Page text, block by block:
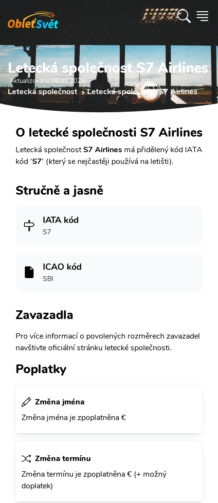
Letecká společnost S7 Airlines
Aktualizováno 06.08 2026
Letecká společnost Letecká společnost S7 Airlines
O letecké společnosti S7 Airlines
Letecká společnostS7 Airlines má přidělený kód IATA
kód 'S7' (který se nejčastěji používá na letišti).
Stručně a jasně
IATA kód
S7
ICAO kód
SBI
Zavazadla
Pro více informací o povolených rozměrech zavazadel
navštivte oficiální stránku letecké společnosti.
Poplatky
Změna jména
Změna jména je zpoplatněna €
Změna termínu
Změna termínu je zpoplatněna € (+ možný
doplatek)